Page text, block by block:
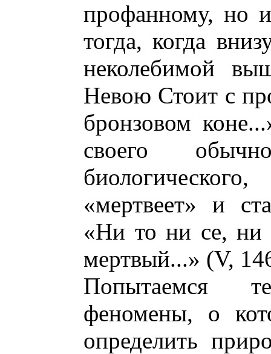
профанному, но
тогда, когда
неколебимой
Невою Стоит с
бронзовом
своего
«мертвеет» и
«Ни то ни се, ни
мертвый...» (V,
Попытаемся
феномены, о
определить